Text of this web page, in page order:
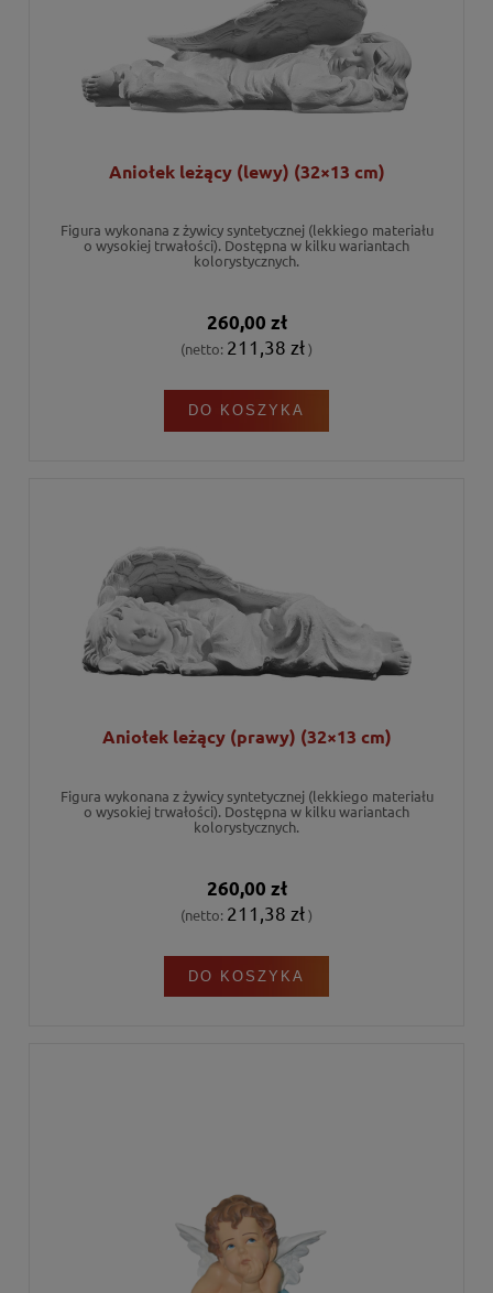
Aniołek leżący (lewy) (32×13 cm)
Figura wykonana z żywicy syntetycznej (lekkiego materiału
o wysokiej trwałości). Dostępna w kilku wariantach
kolorystycznych.
260,00 zł
(netto: 211,38 zł)
DO KOSZYKA
Aniołek leżący (prawy) (32×13 cm)
Figura wykonana z żywicy syntetycznej (lekkiego materiału
o wysokiej trwałości). Dostępna w kilku wariantach
kolorystycznych.
260,00 zł
(netto: 211,38 zł)
DO KOSZYKA